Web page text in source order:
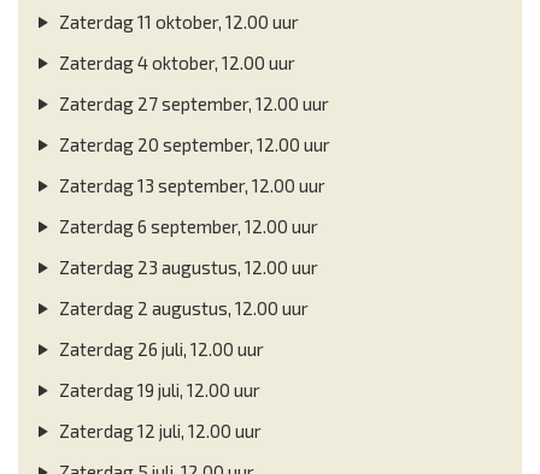
Zaterdag 11 oktober, 12.00 uur
Zaterdag 4 oktober, 12.00 uur
Zaterdag 27 september, 12.00 uur
Zaterdag 20 september, 12.00 uur
Zaterdag 13 september, 12.00 uur
Zaterdag 6 september, 12.00 uur
Zaterdag 23 augustus, 12.00 uur
Zaterdag 2 augustus, 12.00 uur
Zaterdag 26 juli, 12.00 uur
Zaterdag 19 juli, 12.00 uur
Zaterdag 12 juli, 12.00 uur